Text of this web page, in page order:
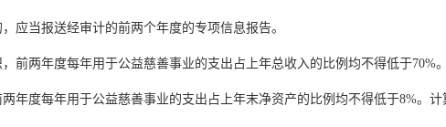
当报送经审计的前两个年度的专项信息报告。
两年度每年用于公益慈善事业的支出占上年总收入的比例均不得低于70%
度每年用于公益慈善事业的支出占上年末净资产的比例均不得低于8%。计